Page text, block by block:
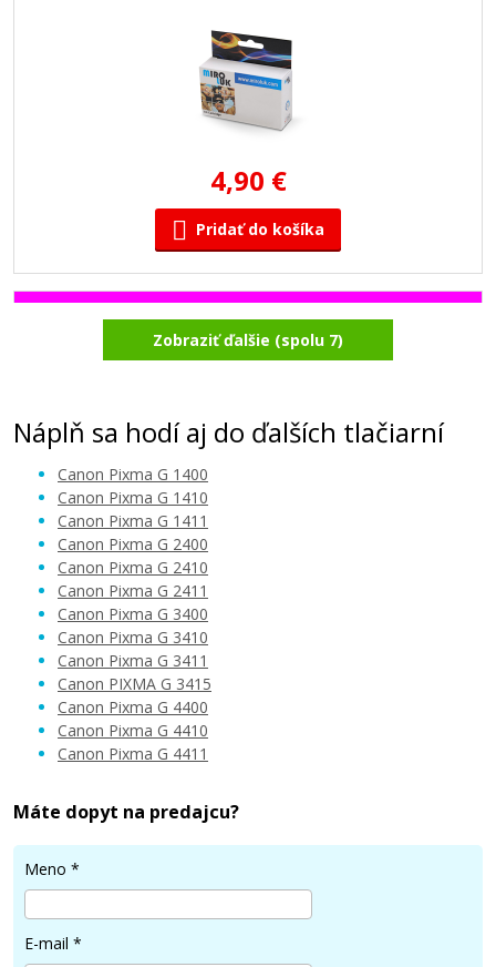
4,90 €
Pridať do košíka
Kompatibilná fľaša s Canon GI-490 M
(Purpurová)
Pridať do košíka
Kompatibilná fľaša s Canon GI-490 Y (Žltá)
Zobraziť ďalšie (spolu 7)
Náplň sa hodí aj do ďalších tlačiarní
Canon Pixma G 1400
Canon Pixma G 1410
Canon Pixma G 1411
Canon Pixma G 2400
Canon Pixma G 2410
Canon Pixma G 2411
Canon Pixma G 3400
Canon Pixma G 3410
Canon Pixma G 3411
Canon PIXMA G 3415
Canon Pixma G 4400
Canon Pixma G 4410
Canon Pixma G 4411
Máte dopyt na predajcu?
Meno *
E-mail *